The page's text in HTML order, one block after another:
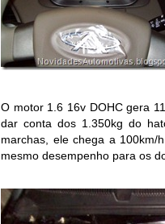
O motor 1.6 16v DOHC gera
dar conta dos 1.350kg do
marchas, ele chega a
mesmo desempenho para os